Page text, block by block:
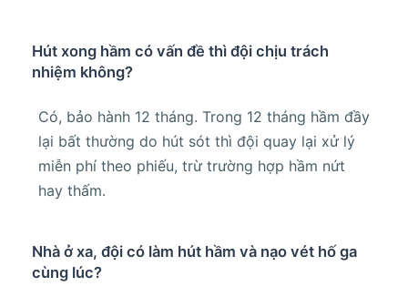
Hút xong hầm có vấn đề thì đội chịu trách
nhiệm không?
Có, bảo hành 12 tháng. Trong 12 tháng hầm đầy
lại bất thường do hút sót thì đội quay lại xử lý
miễn phí theo phiếu, trừ trường hợp hầm nứt
hay thấm.
Nhà ở xa, đội có làm hút hầm và nạo vét hố ga
cùng lúc?